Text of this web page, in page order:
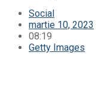
Social
martie 10, 2023
08:19
Getty Images